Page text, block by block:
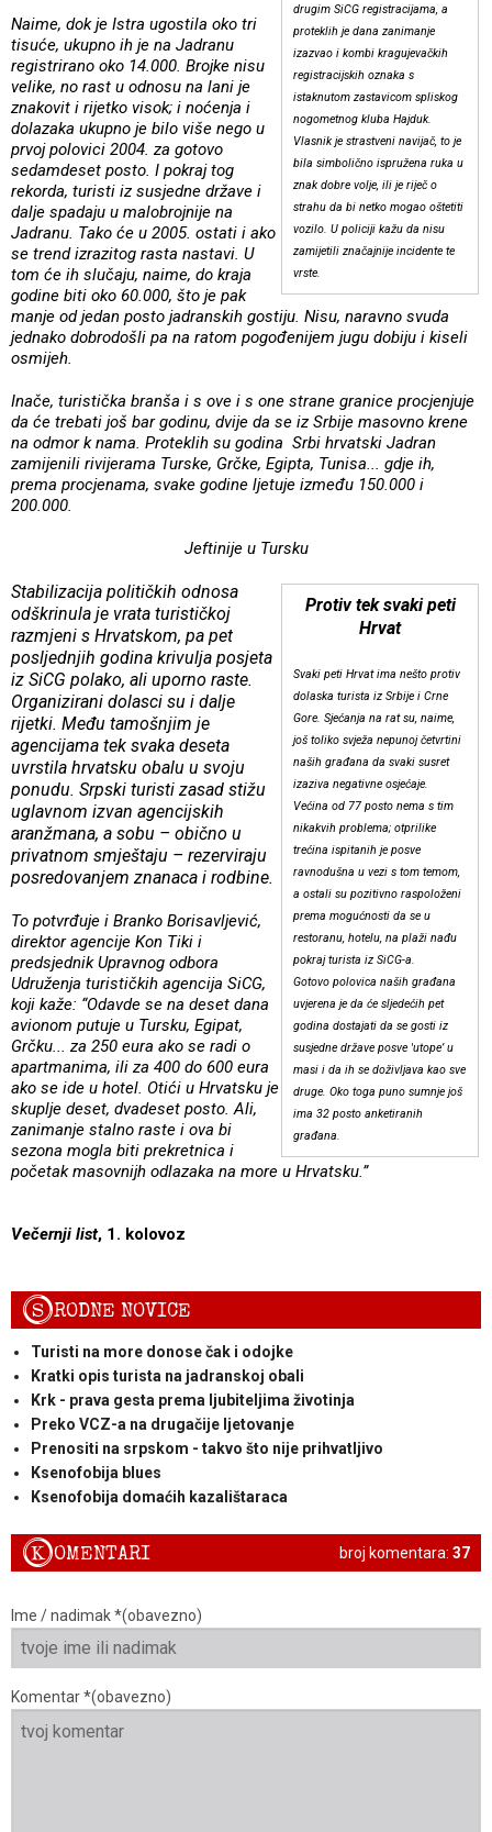
drugim SiCG registracijama, a
proteklih je dana zanimanje
izazvao i kombi kragujevačkih
registracijskih oznaka s
istaknutom zastavicom spliskog
nogometnog kluba Hajduk.
Vlasnik je strastveni navijač, to je
bila simbolično ispružena ruka u
znak dobre volje, ili je riječ o
strahu da bi netko mogao oštetiti
vozilo. U policiji kažu da nisu
zamijetili značajnije incidente te
vrste.
Naime, dok je Istra ugostila oko tri
tisuće, ukupno ih je na Jadranu
registrirano oko 14.000. Brojke nisu
velike, no rast u odnosu na lani je
znakovit i rijetko visok; i noćenja i
dolazaka ukupno je bilo više nego u
prvoj polovici 2004. za gotovo
sedamdeset posto. I pokraj tog
rekorda, turisti iz susjedne države i
dalje spadaju u malobrojnije na
Jadranu. Tako će u 2005. ostati i ako
se trend izrazitog rasta nastavi. U
tom će ih slučaju, naime, do kraja
godine biti oko 60.000, što je pak
manje od jedan posto jadranskih gostiju. Nisu, naravno svuda
jednako dobrodošli pa na ratom pogođenijem jugu dobiju i kiseli
osmijeh.
Inače, turistička branša i s ove i s one strane granice procjenjuje
da će trebati još bar godinu, dvije da se iz Srbije masovno krene
na odmor k nama. Proteklih su godina Srbi hrvatski Jadran
zamijenili rivijerama Turske, Grčke, Egipta, Tunisa... gdje ih,
prema procjenama, svake godine ljetuje između 150.000 i
200.000.
Jeftinije u Tursku
Protiv tek svaki peti
Hrvat
Svaki peti Hrvat ima nešto protiv
dolaska turista iz Srbije i Crne
Gore. Sjećanja na rat su, naime,
još toliko svježa nepunoj četvrtini
naših građana da svaki susret
izaziva negativne osjećaje.
Većina od 77 posto nema s tim
nikakvih problema; otprilike
trećina ispitanih je posve
ravnodušna u vezi s tom temom,
a ostali su pozitivno raspoloženi
prema mogućnosti da se u
restoranu, hotelu, na plaži nađu
pokraj turista iz SiCG-a.
Gotovo polovica naših građana
uvjerena je da će sljedećih pet
godina dostajati da se gosti iz
susjedne države posve 'utope’ u
masi i da ih se doživljava kao sve
druge. Oko toga puno sumnje još
ima 32 posto anketiranih
građana.
Stabilizacija političkih odnosa
odškrinula je vrata turističkoj
razmjeni s Hrvatskom, pa pet
posljednjih godina krivulja posjeta
iz SiCG polako, ali uporno raste.
Organizirani dolasci su i dalje
rijetki. Među tamošnjim je
agencijama tek svaka deseta
uvrstila hrvatsku obalu u svoju
ponudu. Srpski turisti zasad stižu
uglavnom izvan agencijskih
aranžmana, a sobu – obično u
privatnom smještaju – rezerviraju
posredovanjem znanaca i rodbine.
To potvrđuje i Branko Borisavljević,
direktor agencije Kon Tiki i
predsjednik Upravnog odbora
Udruženja turističkih agencija SiCG,
koji kaže: “Odavde se na deset dana
avionom putuje u Tursku, Egipat,
Grčku... za 250 eura ako se radi o
apartmanima, ili za 400 do 600 eura
ako se ide u hotel. Otići u Hrvatsku je
skuplje deset, dvadeset posto. Ali,
zanimanje stalno raste i ova bi
sezona mogla biti prekretnica i
početak masovnijh odlazaka na more u Hrvatsku.”
Večernji list, 1. kolovoz
SRODNE NOVICE
Turisti na more donose čak i odojke
Kratki opis turista na jadranskoj obali
Krk - prava gesta prema ljubiteljima životinja
Preko VCZ-a na drugačije ljetovanje
Prenositi na srpskom - takvo što nije prihvatljivo
Ksenofobija blues
Ksenofobija domaćih kazalištaraca
broj komentara: 37
KOMENTARI
Ime / nadimak *(obavezno)
Komentar *(obavezno)